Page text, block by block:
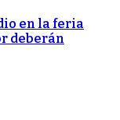
en la feria
deberán